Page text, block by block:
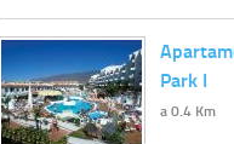
Park I
a 0.4 Km